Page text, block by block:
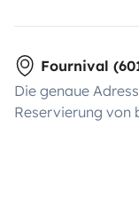
Fournival
Die genaue
Reservierung von